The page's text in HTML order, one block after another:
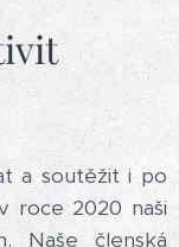
a soutěžit i po
roce 2020 naši
Naše členská